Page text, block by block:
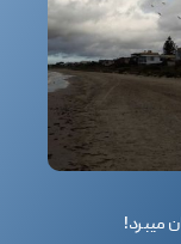
میبرد!